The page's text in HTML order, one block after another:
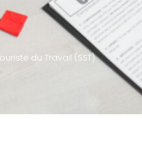
du Travail (SST)